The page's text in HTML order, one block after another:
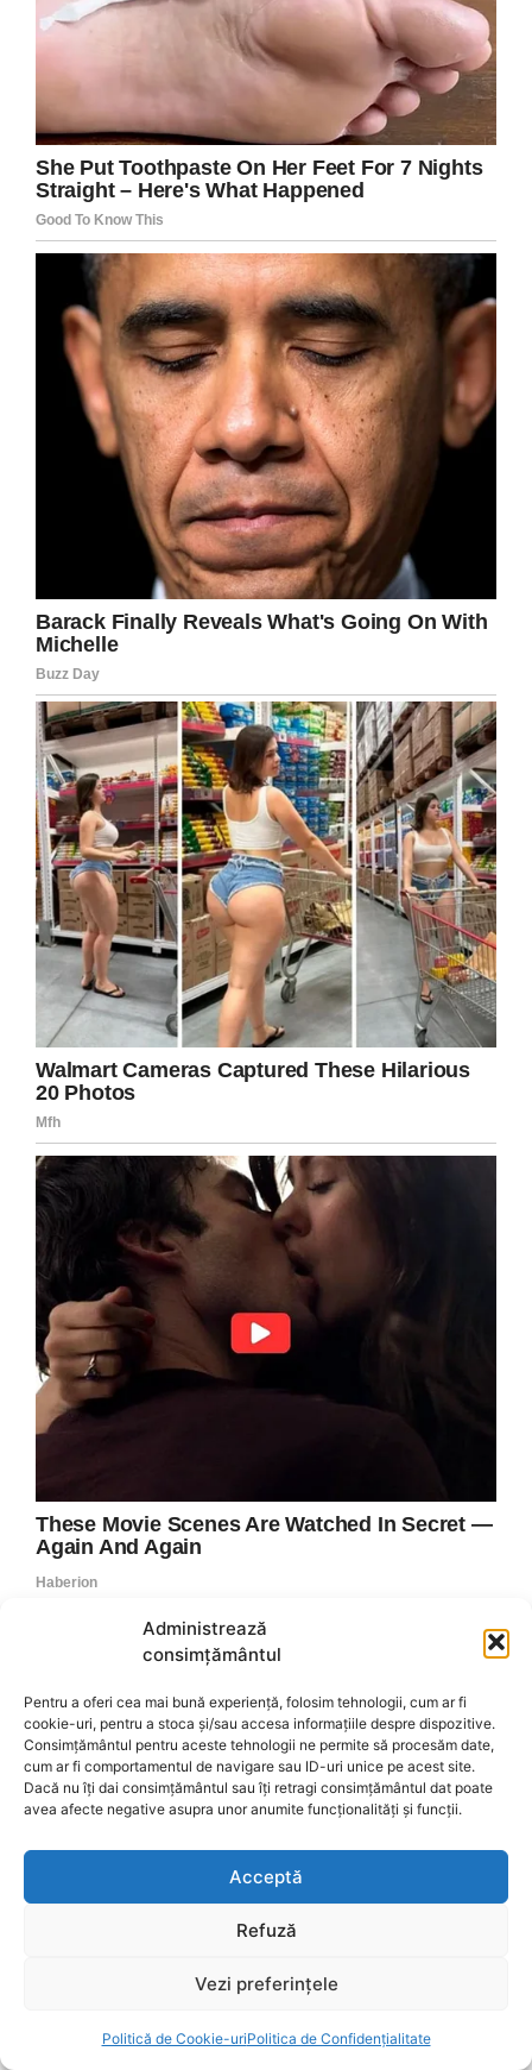
Administrează
consimțământul
Pentru a oferi cea mai bună experiență, folosim tehnologii, cum ar fi
cookie-uri, pentru a stoca și/sau accesa informațiile despre dispozitive.
Consimțământul pentru aceste tehnologii ne permite să procesăm date,
cum ar fi comportamentul de navigare sau ID-uri unice pe acest site.
Dacă nu îți dai consimțământul sau îți retragi consimțământul dat poate
avea afecte negative asupra unor anumite funcționalități și funcții.
Acceptă
Refuză
Vezi preferințele
Politică de Cookie-uriPolitica de Confidențialitate